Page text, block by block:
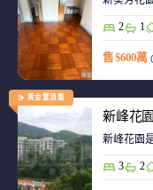
2 1
售 $600萬
黃金置頂盤
新峰花
新峰花園
3 2